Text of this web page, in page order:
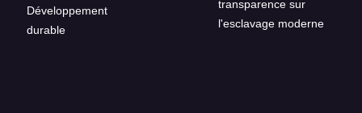
Développement
durable
transparence sur
l'esclavage moderne